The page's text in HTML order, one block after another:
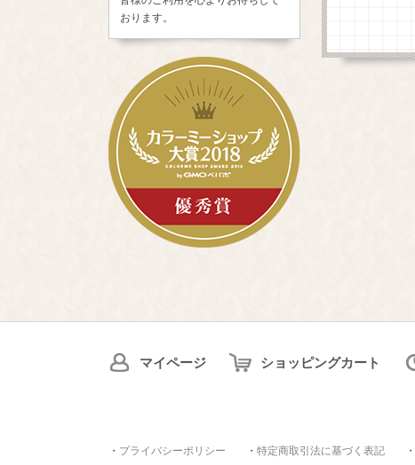
おります。
マイページ ショッピングカート
・ プライバシーポリシー ・ 特定商取引法に基づく表記 ・